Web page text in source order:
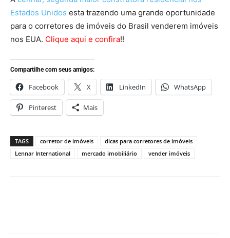
Estados Unidos esta trazendo uma grande oportunidade
para o corretores de imóveis do Brasil venderem imóveis
nos EUA. Clique aqui e confira!!
Compartilhe com seus amigos:
Facebook X LinkedIn WhatsApp
Pinterest Mais
TAGS corretor de imóveis
dicas para corretores de imóveis
Lennar International
mercado imobiliário vender imóveis